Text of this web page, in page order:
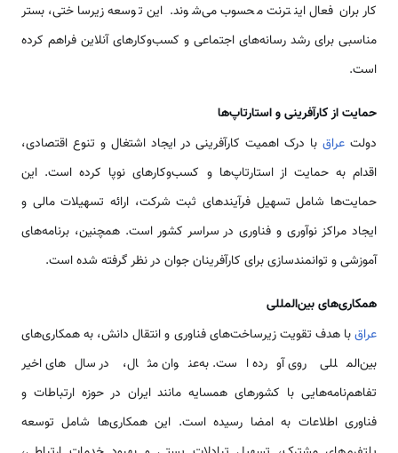
کاربران فعال اینترنت محسوب می‌شوند. این توسعه زیرساختی، بستر
مناسبی برای رشد رسانه‌های اجتماعی و کسب‌وکارهای آنلاین فراهم کرده
است.
حمایت از کارآفرینی و استارتاپ‌ها
دولت عراقبا درک اهمیت کارآفرینی در ایجاد اشتغال و تنوع اقتصادی،
اقدام به حمایت از استارتاپ‌ها و کسب‌وکارهای نوپا کرده است. این
حمایت‌ها شامل تسهیل فرآیندهای ثبت شرکت، ارائه تسهیلات مالی و
ایجاد مراکز نوآوری و فناوری در سراسر کشور است. همچنین، برنامه‌های
آموزشی و توانمندسازی برای کارآفرینان جوان در نظر گرفته شده است.
همکاری‌های بین‌المللی
عراقبا هدف تقویت زیرساخت‌های فناوری و انتقال دانش، به همکاری‌های
بین‌المللی روی آورده است. به‌عنوان مثال، در سال‌های اخیر
تفاهم‌نامه‌هایی با کشورهای همسایه مانند ایران در حوزه ارتباطات و
فناوری اطلاعات به امضا رسیده است. این همکاری‌ها شامل توسعه